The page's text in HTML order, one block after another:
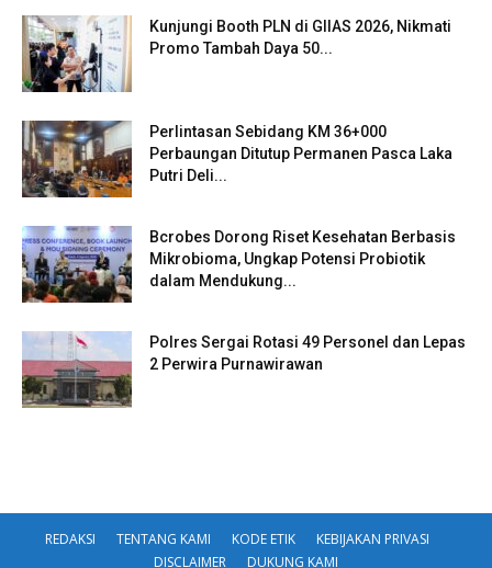
Kunjungi Booth PLN di GIIAS 2026, Nikmati
Promo Tambah Daya 50...
Perlintasan Sebidang KM 36+000
Perbaungan Ditutup Permanen Pasca Laka
Putri Deli...
Bcrobes Dorong Riset Kesehatan Berbasis
Mikrobioma, Ungkap Potensi Probiotik
dalam Mendukung...
Polres Sergai Rotasi 49 Personel dan Lepas
2 Perwira Purnawirawan
REDAKSI TENTANG KAMI KODE ETIK
KEBIJAKAN PRIVASI
DISCLAIMER
DUKUNG KAMI